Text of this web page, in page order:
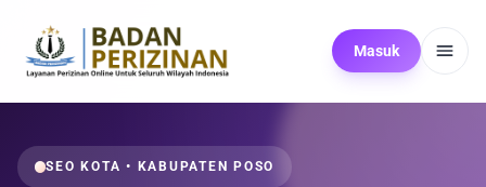
Masuk
SEO KOTA • KABUPATEN POSO